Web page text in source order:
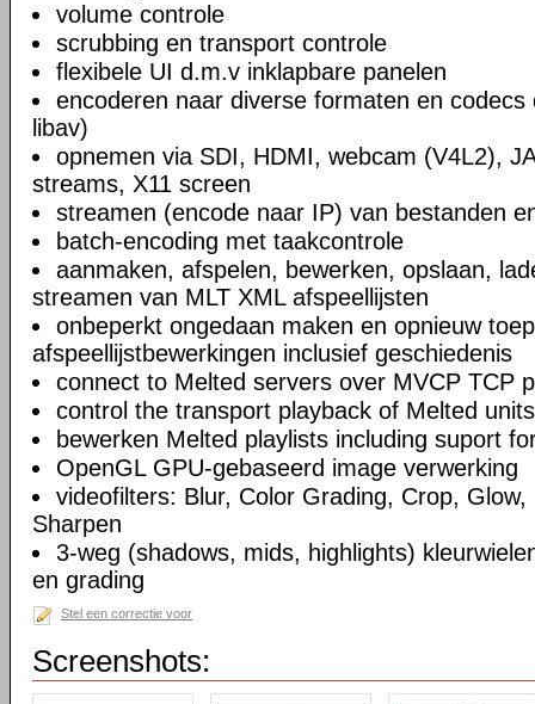
volume controle
scrubbing en transport controle
flexibele UI d.m.v inklapbare panelen
encoderen naar diverse formaten en codecs
libav)
opnemen via SDI, HDMI, webcam (V4L2),
streams, X11 screen
streamen (encode naar IP) van bestanden
batch-encoding met taakcontrole
aanmaken, afspelen, bewerken, opslaan,
streamen van MLT XML afspeellijsten
onbeperkt ongedaan maken en opnieuw
afspeellijstbewerkingen inclusief geschiedenis
connect to Melted servers over MVCP TCP
control the transport playback of Melted units
bewerken Melted playlists including suport
OpenGL GPU-gebaseerd image verwerking
videofilters: Blur, Color Grading, Crop,
Sharpen
3-weg (shadows, mids, highlights)
en grading
Stel een correctie voor
Screenshots: